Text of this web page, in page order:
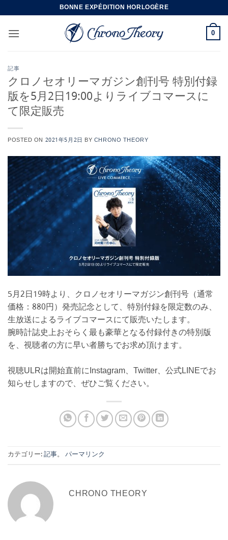
to
content
BONNE EXPÉDITION HORLOGÈRE
0
記事
クロノセオリーマガジン創刊号 特別付録
版を5月2日19:00よりライブコマースに
て限定販売
POSTED ON 2021年5月2日 BY CHRONO THEORY
5月2日19時より、クロノセオリーマガジン創刊号（通常
価格：880円）発売記念として、特別付録を限定数のみ、
生放送によるライブコマースにて販売いたします。
腕時計誌史上おそらく最も豪華となる付録付きの特別版
を、視聴者の方に早い者勝ちでお求め頂けます。
視聴ULRは開始直前にInstagram、Twitter、公式LINEでお
知らせしますので、ぜひご覧ください。
カテゴリー:記事。 パーマリンク
CHRONO THEORY